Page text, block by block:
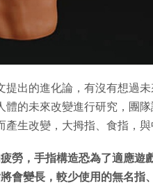
提出的進化論，有沒有想過
體的未來改變進行研究，團
產生改變，大拇指、食指，與
勞，手指構造恐為了適應遊
會變長，較少使用的無名指